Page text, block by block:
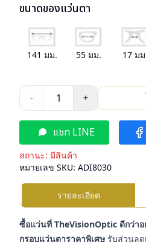
ขนาดของแว่นตา
141 มม. 55 มม. 17มม
- 1 +
แชท LINE
สถานะ: มีสินค้า
หมายเลข SKU: ADI8030
รายละเอียด
ซื้อแว่นที่ TheVisionOptic ดีกว่าอ
กรอบแว่นตาราคาพิเศษ รับส่วนลด